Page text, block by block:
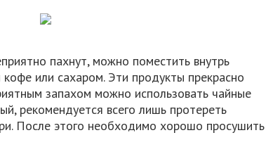
пахнут, можно поместить внутрь
или сахаром. Эти продукты прекрасно
запахом можно использовать чайные
рекомендуется всего лишь протереть
После этого необходимо хорошо просушить